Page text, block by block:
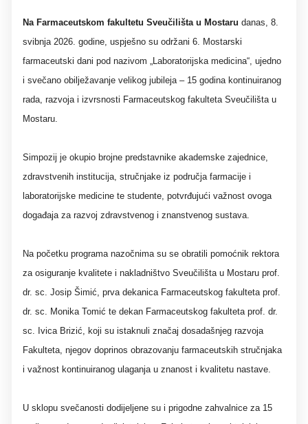
Na Farmaceutskom fakultetu Sveučilišta u Mostaru danas, 8.
svibnja 2026. godine, uspješno su održani 6. Mostarski
farmaceutski dani pod nazivom „Laboratorijska medicina“, ujedno
i svečano obilježavanje velikog jubileja – 15 godina kontinuiranog
rada, razvoja i izvrsnosti Farmaceutskog fakulteta Sveučilišta u
Mostaru.
Simpozij je okupio brojne predstavnike akademske zajednice,
zdravstvenih institucija, stručnjake iz područja farmacije i
laboratorijske medicine te studente, potvrđujući važnost ovoga
događaja za razvoj zdravstvenog i znanstvenog sustava.
Na početku programa nazočnima su se obratili pomoćnik rektora
za osiguranje kvalitete i nakladništvo Sveučilišta u Mostaru prof.
dr. sc. Josip Šimić, prva dekanica Farmaceutskog fakulteta prof.
dr. sc. Monika Tomić te dekan Farmaceutskog fakulteta prof. dr.
sc. Ivica Brizić, koji su istaknuli značaj dosadašnjeg razvoja
Fakulteta, njegov doprinos obrazovanju farmaceutskih stručnjaka
i važnost kontinuiranog ulaganja u znanost i kvalitetu nastave.
U sklopu svečanosti dodijeljene su i prigodne zahvalnice za 15